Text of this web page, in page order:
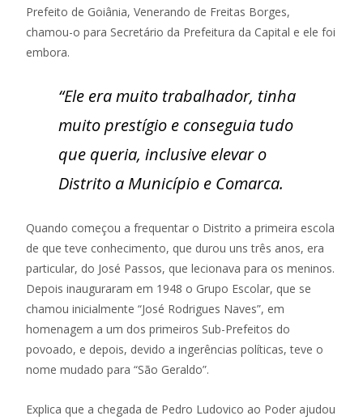
Prefeito de Goiânia, Venerando de Freitas Borges,
chamou-o para Secretário da Prefeitura da Capital e ele foi
embora.
“Ele era muito trabalhador, tinha
muito prestígio e conseguia tudo
que queria, inclusive elevar o
Distrito a Município e Comarca.
Quando começou a frequentar o Distrito a primeira escola
de que teve conhecimento, que durou uns três anos, era
particular, do José Passos, que lecionava para os meninos.
Depois inauguraram em 1948 o Grupo Escolar, que se
chamou inicialmente “José Rodrigues Naves”, em
homenagem a um dos primeiros Sub-Prefeitos do
povoado, e depois, devido a ingerências políticas, teve o
nome mudado para “São Geraldo”.
Explica que a chegada de Pedro Ludovico ao Poder ajudou